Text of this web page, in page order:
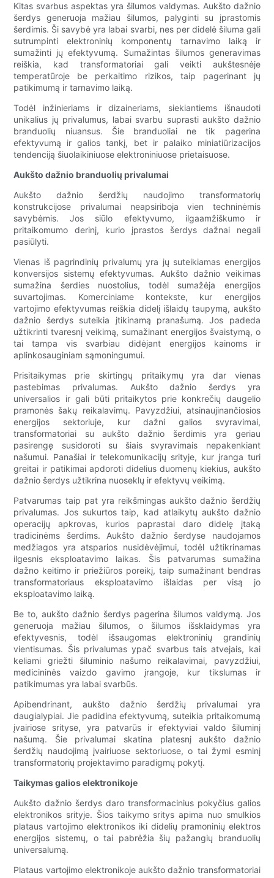
Kitas svarbus aspektas yra šilumos valdymas. Aukšto dažnio
šerdys generuoja mažiau šilumos, palyginti su įprastomis
šerdimis. Ši savybė yra labai svarbi, nes per didelė šiluma gali
sutrumpinti elektroninių komponentų tarnavimo laiką ir
sumažinti jų efektyvumą. Sumažintas šilumos generavimas
reiškia, kad transformatoriai gali veikti aukštesnėje
temperatūroje be perkaitimo rizikos, taip pagerinant jų
patikimumą ir tarnavimo laiką.
Todėl inžinieriams ir dizaineriams, siekiantiems išnaudoti
unikalius jų privalumus, labai svarbu suprasti aukšto dažnio
branduolių niuansus. Šie branduoliai ne tik pagerina
efektyvumą ir galios tankį, bet ir palaiko miniatiūrizacijos
tendenciją šiuolaikiniuose elektroniniuose prietaisuose.
Aukšto dažnio branduolių privalumai
Aukšto dažnio šerdžių naudojimo transformatorių
konstrukcijose privalumai neapsiriboja vien techninėmis
savybėmis. Jos siūlo efektyvumo, ilgaamžiškumo ir
pritaikomumo derinį, kurio įprastos šerdys dažnai negali
pasiūlyti.
Vienas iš pagrindinių privalumų yra jų suteikiamas energijos
konversijos sistemų efektyvumas. Aukšto dažnio veikimas
sumažina šerdies nuostolius, todėl sumažėja energijos
suvartojimas. Komerciniame kontekste, kur energijos
vartojimo efektyvumas reiškia didelį išlaidų taupymą, aukšto
dažnio šerdys suteikia įtikinamą pranašumą. Jos padeda
užtikrinti tvaresnį veikimą, sumažinant energijos švaistymą, o
tai tampa vis svarbiau didėjant energijos kainoms ir
aplinkosauginiam sąmoningumui.
Prisitaikymas prie skirtingų pritaikymų yra dar vienas
pastebimas privalumas. Aukšto dažnio šerdys yra
universalios ir gali būti pritaikytos prie konkrečių daugelio
pramonės šakų reikalavimų. Pavyzdžiui, atsinaujinančiosios
energijos sektoriuje, kur dažni galios svyravimai,
transformatoriai su aukšto dažnio šerdimis yra geriau
pasirengę susidoroti su šiais svyravimais nepakenkiant
našumui. Panašiai ir telekomunikacijų srityje, kur įranga turi
greitai ir patikimai apdoroti didelius duomenų kiekius, aukšto
dažnio šerdys užtikrina nuoseklų ir efektyvų veikimą.
Patvarumas taip pat yra reikšmingas aukšto dažnio šerdžių
privalumas. Jos sukurtos taip, kad atlaikytų aukšto dažnio
operacijų apkrovas, kurios paprastai daro didelę įtaką
tradicinėms šerdims. Aukšto dažnio šerdyse naudojamos
medžiagos yra atsparios nusidėvėjimui, todėl užtikrinamas
ilgesnis eksploatavimo laikas. Šis patvarumas sumažina
dažno keitimo ir priežiūros poreikį, taip sumažinant bendras
transformatoriaus eksploatavimo išlaidas per visą jo
eksploatavimo laiką.
Be to, aukšto dažnio šerdys pagerina šilumos valdymą. Jos
generuoja mažiau šilumos, o šilumos išsklaidymas yra
efektyvesnis, todėl išsaugomas elektroninių grandinių
vientisumas. Šis privalumas ypač svarbus tais atvejais, kai
keliami griežti šiluminio našumo reikalavimai, pavyzdžiui,
medicininės vaizdo gavimo įrangoje, kur tikslumas ir
patikimumas yra labai svarbūs.
Apibendrinant, aukšto dažnio šerdžių privalumai yra
daugialypiai. Jie padidina efektyvumą, suteikia pritaikomumą
įvairiose srityse, yra patvarūs ir efektyviai valdo šiluminį
našumą. Šie privalumai skatina platesnį aukšto dažnio
šerdžių naudojimą įvairiuose sektoriuose, o tai žymi esminį
transformatorių projektavimo paradigmų pokytį.
Taikymas galios elektronikoje
Aukšto dažnio šerdys daro transformacinius pokyčius galios
elektronikos srityje. Šios taikymo sritys apima nuo smulkios
plataus vartojimo elektronikos iki didelių pramoninių elektros
energijos sistemų, o tai pabrėžia šių pažangių branduolių
universalumą.
Plataus vartojimo elektronikoje aukšto dažnio transformatoriai